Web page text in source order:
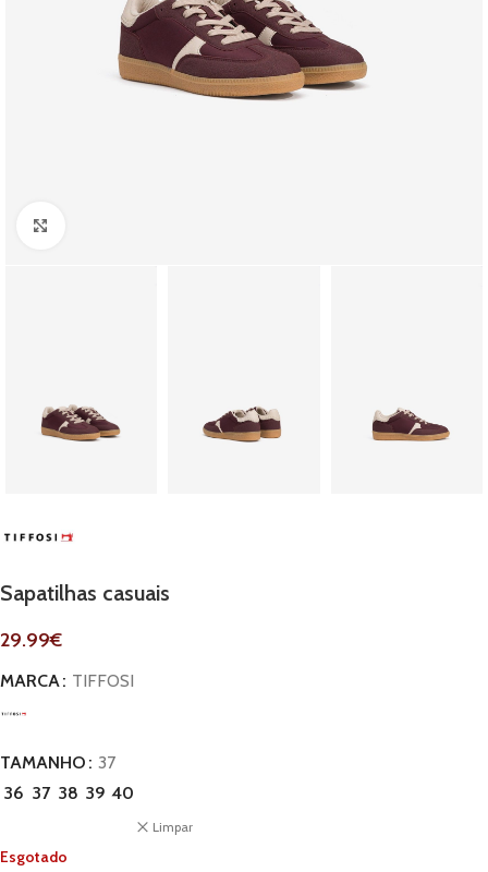
Sapatilhas casuais
29.99€
MARCA TIFFOSI
TAMANHO
37
36 37 38 39 40
Limpar
Esgotado